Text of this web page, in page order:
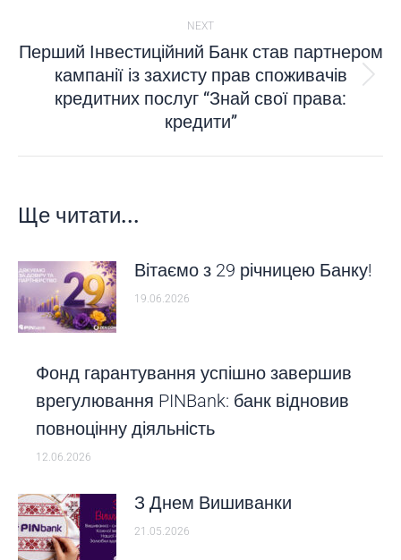
NEXT
Next
post:
Перший Інвестиційний Банк став партнером
кампанії із захисту прав споживачів
кредитних послуг “Знай свої права:
кредити”
Ще читати...
Вітаємо з 29 річницею Банку!
19.06.2026
Фонд гарантування успішно завершив
врегулювання PINBank: банк відновив
повноцінну діяльність
12.06.2026
З Днем Вишиванки
21.05.2026